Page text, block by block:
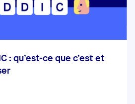
: qu’est-ce que c’est et